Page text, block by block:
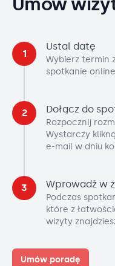
Umów
1
Ustal datę
Wybierz termin
spotkanie
2 Dołącz do
Rozpocznij
Wystarczy
e-mail w dniu
3 Wprowadź w
Podczas
które z
wizyty
Umów poradę